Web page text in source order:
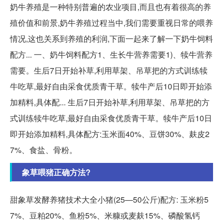
奶牛养殖是一种特别普遍的农业项目,而且也有着很高的养
殖价值和前景,奶牛养殖过程当中,我们需要重视日常的喂养
情况,这也关系到养殖的利润,下面一起来了解一下奶牛饲料
配方... 一、奶牛饲料配方1、生长牛营养需要1)、犊牛营养
需要。生后7日开始补草,利用草架、吊草把的方式训练犊
牛吃草,最好自由采食优质青干草。犊牛产后10日即开始添
加精料,具体配... 生后7日开始补草,利用草架、吊草把的方
式训练犊牛吃草,最好自由采食优质青干草。犊牛产后10日
即开始添加精料,具体配方:玉米面40%、豆饼30%、麸皮2
7%、食盐、骨粉。
象草喂猪正确方法?
甜象草发酵养猪技术大全小猪(25—50公斤)配方: 玉米粉5
7%、豆粕20%、鱼粉5%、米糠或麦麸15%、磷酸氢钙